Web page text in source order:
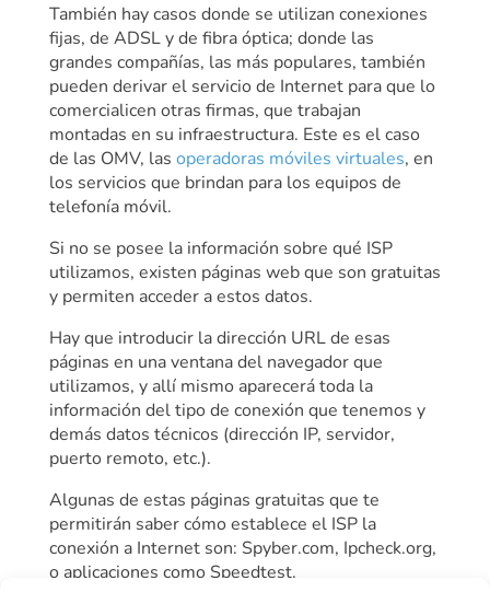
También hay casos donde se utilizan conexiones
fijas, de ADSL y de fibra óptica; donde las
grandes compañías, las más populares, también
pueden derivar el servicio de Internet para que lo
comercialicen otras firmas, que trabajan
montadas en su infraestructura. Este es el caso
de las OMV, las operadoras móviles virtuales, en
los servicios que brindan para los equipos de
telefonía móvil.
Si no se posee la información sobre qué ISP
utilizamos, existen páginas web que son gratuitas
y permiten acceder a estos datos.
Hay que introducir la dirección URL de esas
páginas en una ventana del navegador que
utilizamos, y allí mismo aparecerá toda la
información del tipo de conexión que tenemos y
demás datos técnicos (dirección IP, servidor,
puerto remoto, etc.).
Algunas de estas páginas gratuitas que te
permitirán saber cómo establece el ISP la
conexión a Internet son: Spyber.com, Ipcheck.org,
o aplicaciones como Speedtest.